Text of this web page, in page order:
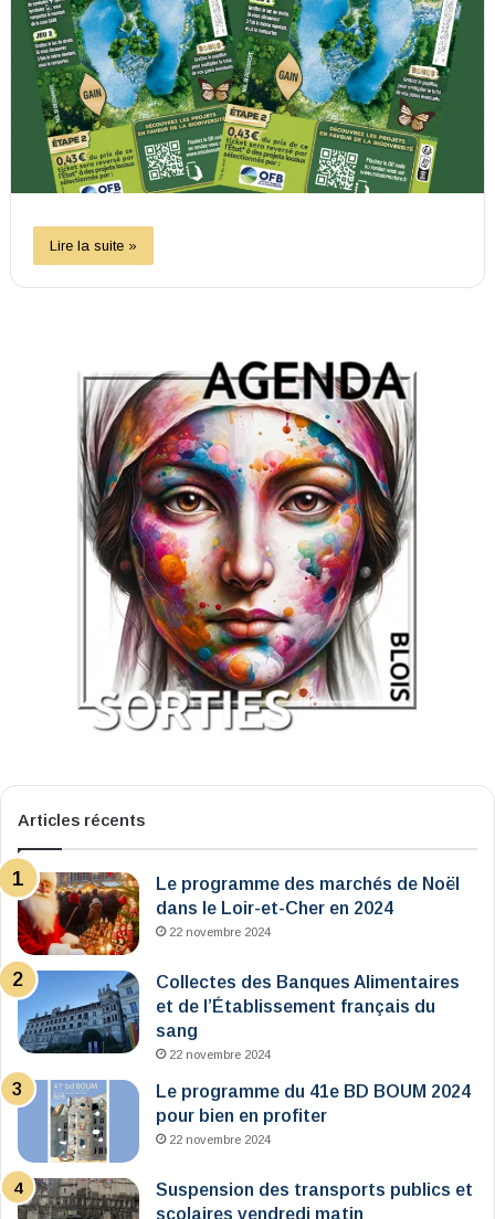
Lire la suite »
Articles récents
Le programme des marchés de Noël
dans le Loir-et-Cher en 2024
22 novembre 2024
Collectes des Banques Alimentaires
et de l’Établissement français du
sang
22 novembre 2024
Le programme du 41e BD BOUM 2024
pour bien en profiter
22 novembre 2024
Suspension des transports publics et
scolaires vendredi matin